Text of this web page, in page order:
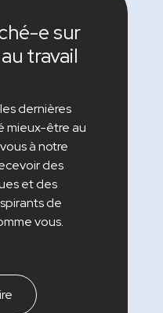
e sur
travail
dernières
mieux-être au
à notre
des
et des
de
vous.